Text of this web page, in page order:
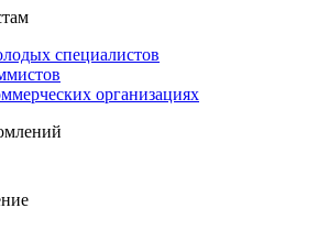
специалистов
организациях